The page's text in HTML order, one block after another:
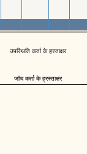
उपस्थिति कर्ता के हस्ताक्षर
जॉच कर्ता के ह्रस्ताक्षर